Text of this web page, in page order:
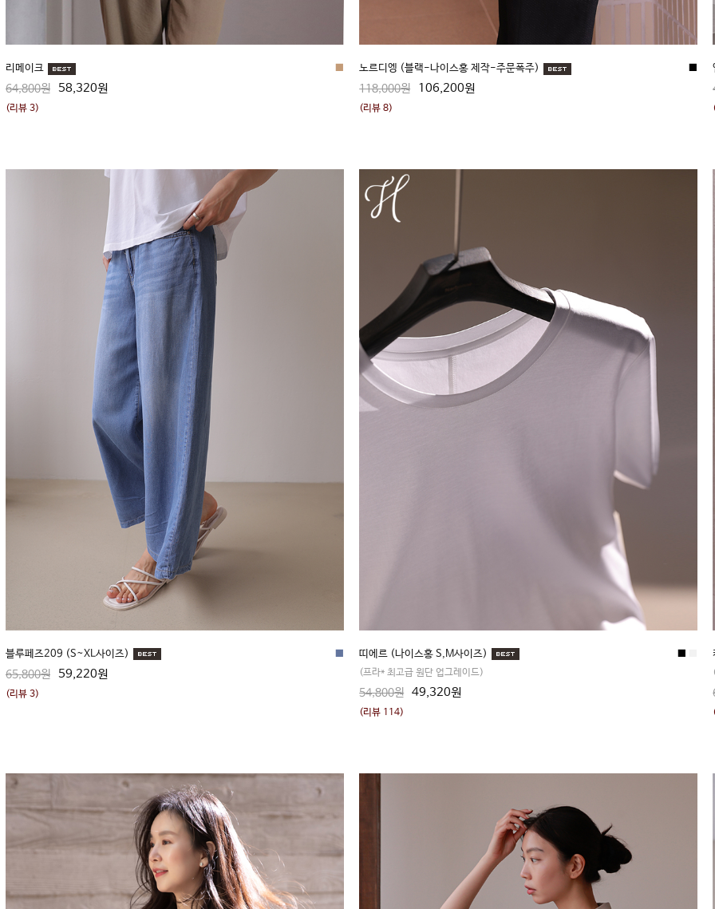
리메이크
64,800원 58,320원
(리뷰 3)
노르디엥 (블랙-나이스홍 제작-주문폭주)
118,000원 106,200원
(리뷰 8)
블루페즈209 (S~XL사이즈)
65,800원 59,220원
(리뷰 3)
띠에르 (나이스홍 S,M사이즈)
(프라* 최고급 원단 업그레이드)
54,800원 49,320원
(리뷰 114)